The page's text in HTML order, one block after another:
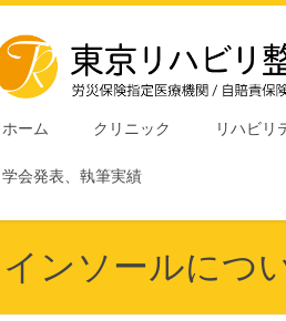
ホーム クリニック リハビリ
学会発表、執筆実績
インソールにつ